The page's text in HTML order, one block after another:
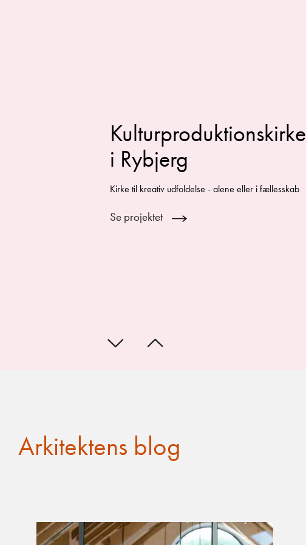
Kulturproduktionskirke
i Rybjerg
Kirke til kreativ udfoldelse - alene eller i fællesskab
Se projektet
Arkitektens blog